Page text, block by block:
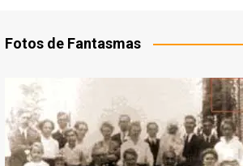
Fotos de Fantasmas